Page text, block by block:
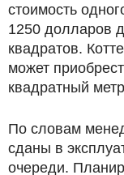
стоимость
1250 долларов
квадратов.
может
квадратный
По словам
сданы в
очереди.